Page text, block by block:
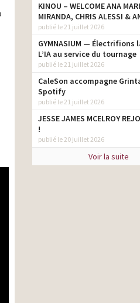
KINOU – WELCOME ANA
MIRANDA, CHRIS ALESSI &
publié le 21 juillet 2026
GYMNASIUM — Électrifions
L’IA au service du tournage
publié le 21 juillet 2026
CaleSon accompagne
Spotify
publié le 21 juillet 2026
JESSE JAMES MCELROY
!
publié le 20 juillet 2026
Voir la suite